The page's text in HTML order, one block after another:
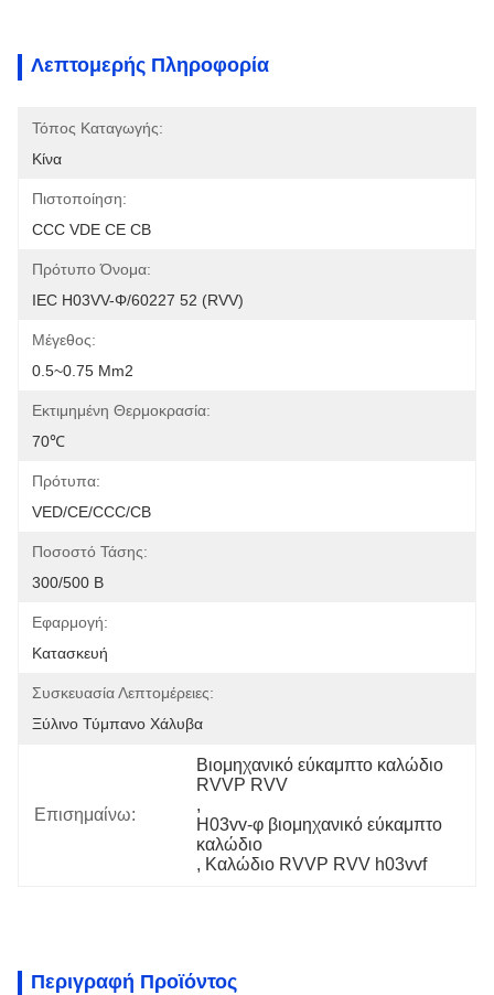
Λεπτομερής Πληροφορία
Τόπος Καταγωγής:
Κίνα
Πιστοποίηση:
CCC VDE CE CB
Πρότυπο Όνομα:
IEC H03VV-Φ/60227 52 (RVV)
Μέγεθος:
0.5~0.75 Mm2
Εκτιμημένη Θερμοκρασία:
70℃
Πρότυπα:
VED/CE/CCC/CB
Ποσοστό Τάσης:
300/500 Β
Εφαρμογή:
Κατασκευή
Συσκευασία Λεπτομέρειες:
Ξύλινο Τύμπανο Χάλυβα
Επισημαίνω:
Βιομηχανικό εύκαμπτο καλώδιο
RVVP RVV
,
H03vv-φ βιομηχανικό εύκαμπτο
καλώδιο
, Καλώδιο RVVP RVV h03vvf
Περιγραφή Προϊόντος